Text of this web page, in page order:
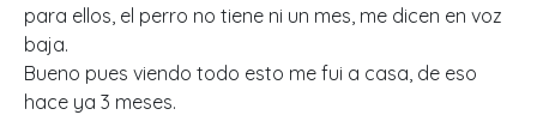
para ellos, el perro no tiene ni un mes, me dicen en voz
baja.
Bueno pues viendo todo esto me fui a casa, de eso
hace ya 3 meses.